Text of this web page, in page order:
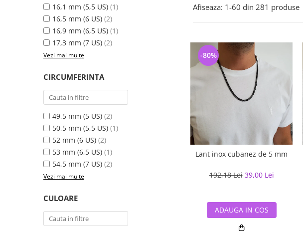
16,1 mm (5,5 US) (1)
16,5 mm (6 US) (2)
16,9 mm (6,5 US) (1)
17,3 mm (7 US) (2)
Vezi mai multe
CIRCUMFERINTA
49,5 mm (5 US) (2)
50,5 mm (5,5 US) (1)
52 mm (6 US) (2)
53 mm (6,5 US) (1)
54,5 mm (7 US) (2)
Vezi mai multe
CULOARE
Afiseaza: 1-60 din 281 produse
Lant inox cubanez de 5 mm
192,18 Lei 39,00 Lei
-80%
ADAUGA IN COS